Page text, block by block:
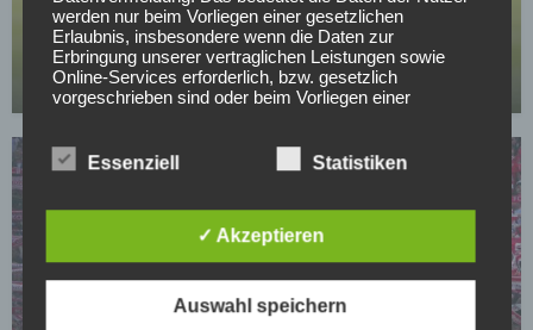
Wer kann sich am Wochenende aus dem
Abstiegskampf retten?
01.05.2026
werden nur beim Vorliegen einer gesetzlichen
Erlaubnis, insbesondere wenn die Daten zur
Erbringung unserer vertraglichen Leistungen sowie
Online-Services erforderlich, bzw. gesetzlich
vorgeschrieben sind oder beim Vorliegen einer
Wir treffen organisatorische, vertragliche und
technische Sicherheitsmaßnahmen entsprechend dem
werden und um damit die durch uns verarbeiteten
Daten gegen zufällige oder vorsätzliche
Manipulationen, Verlust, Zerstörung oder gegen den
Zugriff unberechtigter Personen zu schützen.
Essenziell Statistiken
✓ Akzeptieren
Auswahl speichern